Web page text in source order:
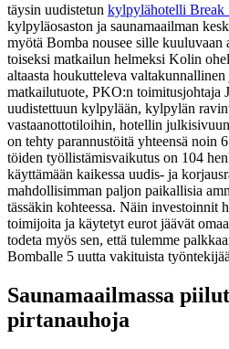
täysin uudistetun kylpylähotelli Break
kylpyläosaston ja saunamaailman
myötä Bomba nousee sille
toiseksi matkailun helmeksi Kolin
altaasta houkutteleva
matkailutuote, PKO:n toimitusjohtaja
uudistettuun kylpylään, kylpylän
vastaanottotiloihin, hotellin
on tehty parannustöitä yhteensä noin
töiden työllistämisvaikutus on 104
käyttämään kaikessa uudis- ja
mahdollisimman paljon paikallisia
tässäkin kohteessa. Näin investoinnit
toimijoita ja käytetyt eurot jäävät
todeta myös sen, että tulemme
Bomballe 5 uutta vakituista
Saunamaailmassa
pirtanauhoja